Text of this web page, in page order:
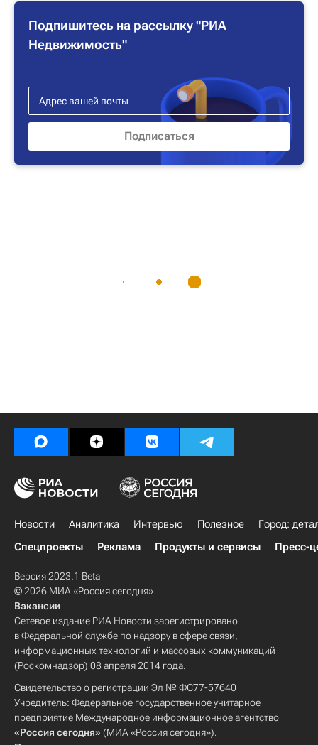
Подпишитесь на рассылку "РИА
Недвижимость"
Новости Аналитика Интервью Полезное
Город:
Спецпроекты
Реклама Продукты и сервисы Пресс-
Версия 2023.1 Beta
© 2026 МИА «Россия сегодня»
Вакансии
Сетевое издание РИА Новости зарегистрировано
в Федеральной службе по надзору в сфере связи,
информационных технологий и массовых коммуникаций
(Роскомнадзор) 08 апреля 2014 года.
Свидетельство о регистрации Эл № ФС77-57640
Учредитель: Федеральное государственное унитарное
предприятие Международное информационное агентство
«Россия сегодня» (МИА «Россия сегодня»).